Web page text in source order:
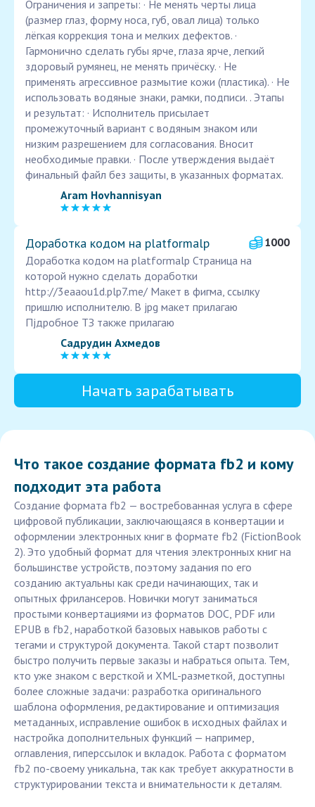
Ограничения и запреты: · Не менять черты лица
(размер глаз, форму носа, губ, овал лица) только
лёгкая коррекция тона и мелких дефектов. ·
Гармонично сделать губы ярче, глаза ярче, легкий
здоровый румянец, не менять причёску. · Не
применять агрессивное размытие кожи (пластика). · Не
использовать водяные знаки, рамки, подписи. . Этапы
и результат: · Исполнитель присылает
промежуточный вариант с водяным знаком или
низким разрешением для согласования. Вносит
необходимые правки. · После утверждения выдаёт
финальный файл без защиты, в указанных форматах.
Aram Hovhannisyan
Доработка кодом на platformalp
1000
Доработка кодом на platformalp Страница на
которой нужно сделать доработки
http://3eaaou1d.plp7.me/ Макет в фигма, ссылку
пришлю исполнителю. В jpg макет прилагаю
Пjдробное ТЗ также прилагаю
Садрудин Ахмедов
Начать зарабатывать
Что такое создание формата fb2 и кому
подходит эта работа
Создание формата fb2 — востребованная услуга в сфере
цифровой публикации, заключающаяся в конвертации и
оформлении электронных книг в формате fb2 (FictionBook
2). Это удобный формат для чтения электронных книг на
большинстве устройств, поэтому задания по его
созданию актуальны как среди начинающих, так и
опытных фрилансеров. Новички могут заниматься
простыми конвертациями из форматов DOC, PDF или
EPUB в fb2, наработкой базовых навыков работы с
тегами и структурой документа. Такой старт позволит
быстро получить первые заказы и набраться опыта. Тем,
кто уже знаком с версткой и XML-разметкой, доступны
более сложные задачи: разработка оригинального
шаблона оформления, редактирование и оптимизация
метаданных, исправление ошибок в исходных файлах и
настройка дополнительных функций — например,
оглавления, гиперссылок и вкладок. Работа с форматом
fb2 по-своему уникальна, так как требует аккуратности в
структурировании текста и внимательности к деталям.